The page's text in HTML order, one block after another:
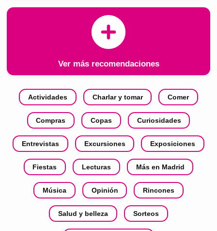
Ver más recomendaciones
Actividades Charlar y tomar Comer
Compras Copas Curiosidades
Entrevistas Excursiones Exposiciones
Fiestas Lecturas Más en Madrid
Música Opinión Rincones
Salud y belleza Sorteos